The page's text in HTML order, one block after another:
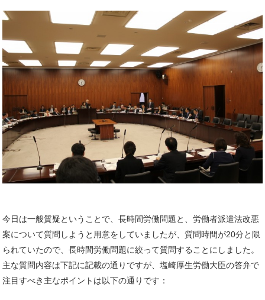
今日は一般質疑ということで、長時間労働問題と、労働者派遣法改悪
案について質問しようと用意をしていましたが、質問時間が20分と限
られていたので、長時間労働問題に絞って質問することにしました。
主な質問内容は下記に記載の通りですが、塩崎厚生労働大臣の答弁で
注目すべき主なポイントは以下の通りです：